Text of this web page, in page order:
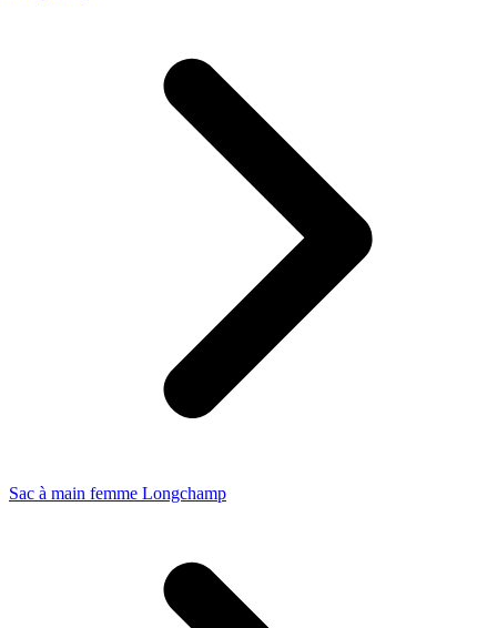
Sac à main femme Longchamp